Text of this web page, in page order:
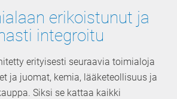
erikoistunut ja
integroitu
erityisesti seuraavia toimialoja
ja juomat, kemia, lääketeollisuus ja
Siksi se kattaa kaikki